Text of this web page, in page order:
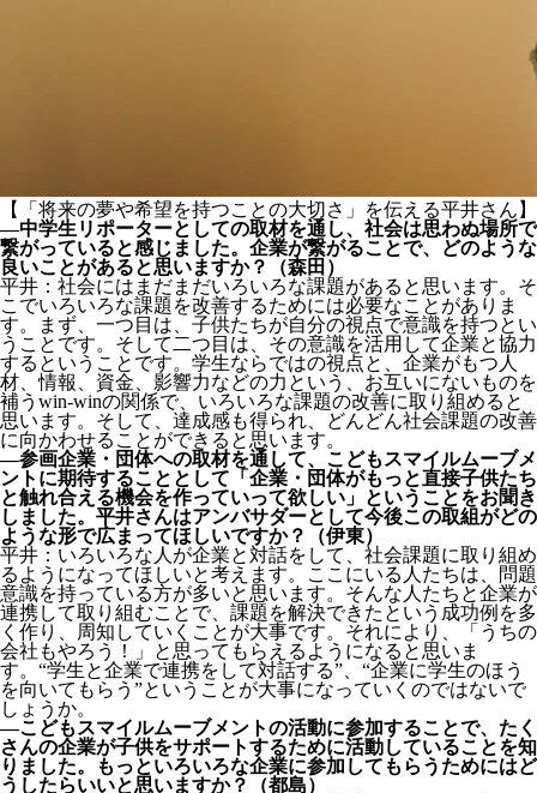
【「将来の夢や希望を持つことの大切さ」を伝える平井さん】
―中学生リポーターとしての取材を通し、社会は思わぬ場所で
繋がっていると感じました。企業が繋がることで、どのような
良いことがあると思いますか？（森田）
平井：社会にはまだまだいろいろな課題があると思います。そ
こでいろいろな課題を改善するためには必要なことがありま
す。まず、一つ目は、子供たちが自分の視点で意識を持つとい
うことです。そして二つ目は、その意識を活用して企業と協力
するということです。学生ならではの視点と、企業がもつ人
材、情報、資金、影響力などの力という、お互いにないものを
補うwin-winの関係で、いろいろな課題の改善に取り組めると
思います。そして、達成感も得られ、どんどん社会課題の改善
に向かわせることができると思います。
―参画企業・団体への取材を通して、こどもスマイルムーブメ
ントに期待することとして「企業・団体がもっと直接子供たち
と触れ合える機会を作っていって欲しい」ということをお聞き
しました。平井さんはアンバサダーとして今後この取組がどの
ような形で広まってほしいですか？（伊東）
平井：いろいろな人が企業と対話をして、社会課題に取り組め
るようになってほしいと考えます。ここにいる人たちは、問題
意識を持っている方が多いと思います。そんな人たちと企業が
連携して取り組むことで、課題を解決できたという成功例を多
く作り、周知していくことが大事です。それにより、「うちの
会社もやろう！」と思ってもらえるようになると思いま
す。“学生と企業で連携をして対話する”、“企業に学生のほう
を向いてもらう”ということが大事になっていくのではないで
しょうか。
―こどもスマイルムーブメントの活動に参加することで、たく
さんの企業が子供をサポートするために活動していることを知
りました。もっといろいろな企業に参加してもらうためにはど
うしたらいいと思いますか？（都島）